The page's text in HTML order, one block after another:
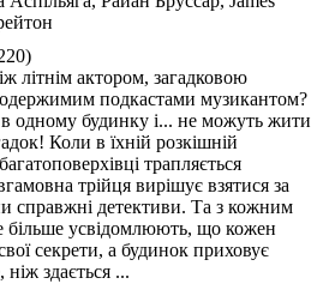
літнім актором, загадковою
подкастами музикантом?
в одному будинку і... не можуть жити
Коли в їхній розкішній
трапляється
трійця вирішує взятися за
справжні детективи. Та з кожним
більше усвідомлюють, що кожен
секрети, а будинок приховує
ніж здається ...